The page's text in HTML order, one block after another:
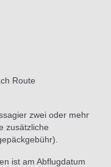
Route
zwei oder mehr
zusätzliche
ist am Abflugdatum